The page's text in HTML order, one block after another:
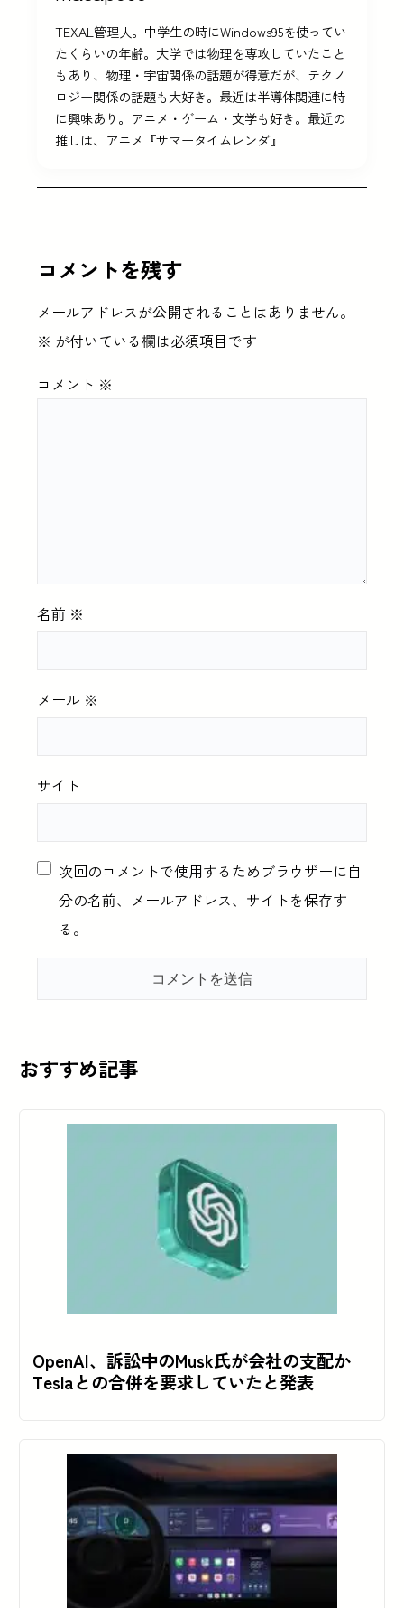
TEXAL管理人。中学生の時にWindows95を使ってい
たくらいの年齢。大学では物理を専攻していたこと
もあり、物理・宇宙関係の話題が得意だが、テクノ
ロジー関係の話題も大好き。最近は半導体関連に特
に興味あり。アニメ・ゲーム・文学も好き。最近の
推しは、アニメ『サマータイムレンダ』
コメントを残す
メールアドレスが公開されることはありません。
※ が付いている欄は必須項目です
コメント ※
名前 ※
メール ※
サイト
次回のコメントで使用するためブラウザーに自
分の名前、メールアドレス、サイトを保存す
る。
おすすめ記事
OpenAI、訴訟中のMusk氏が会社の支配か
Teslaとの合併を要求していたと発表